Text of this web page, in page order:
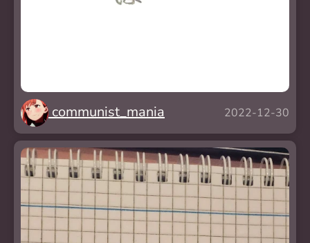
communist_mania 2022-12-30